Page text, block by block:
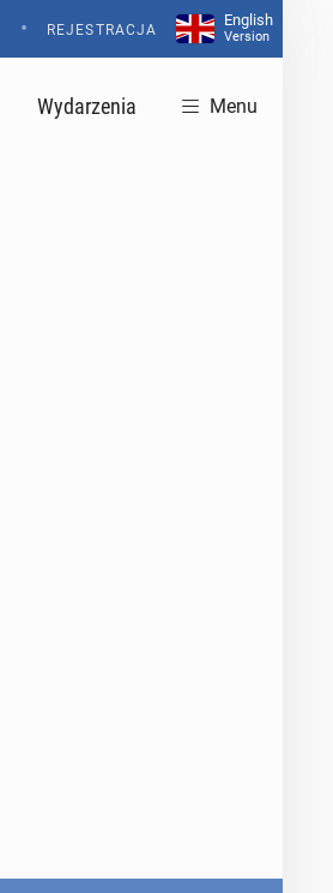
• REJESTRACJA
English
Version
Wydarzenia Menu